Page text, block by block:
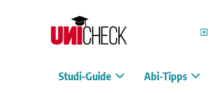
Studi-Guide Abi-Tipps